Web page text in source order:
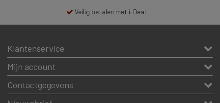
Veilig betalen met i-Deal
Klantenservice
Mijn account
Contactgegevens